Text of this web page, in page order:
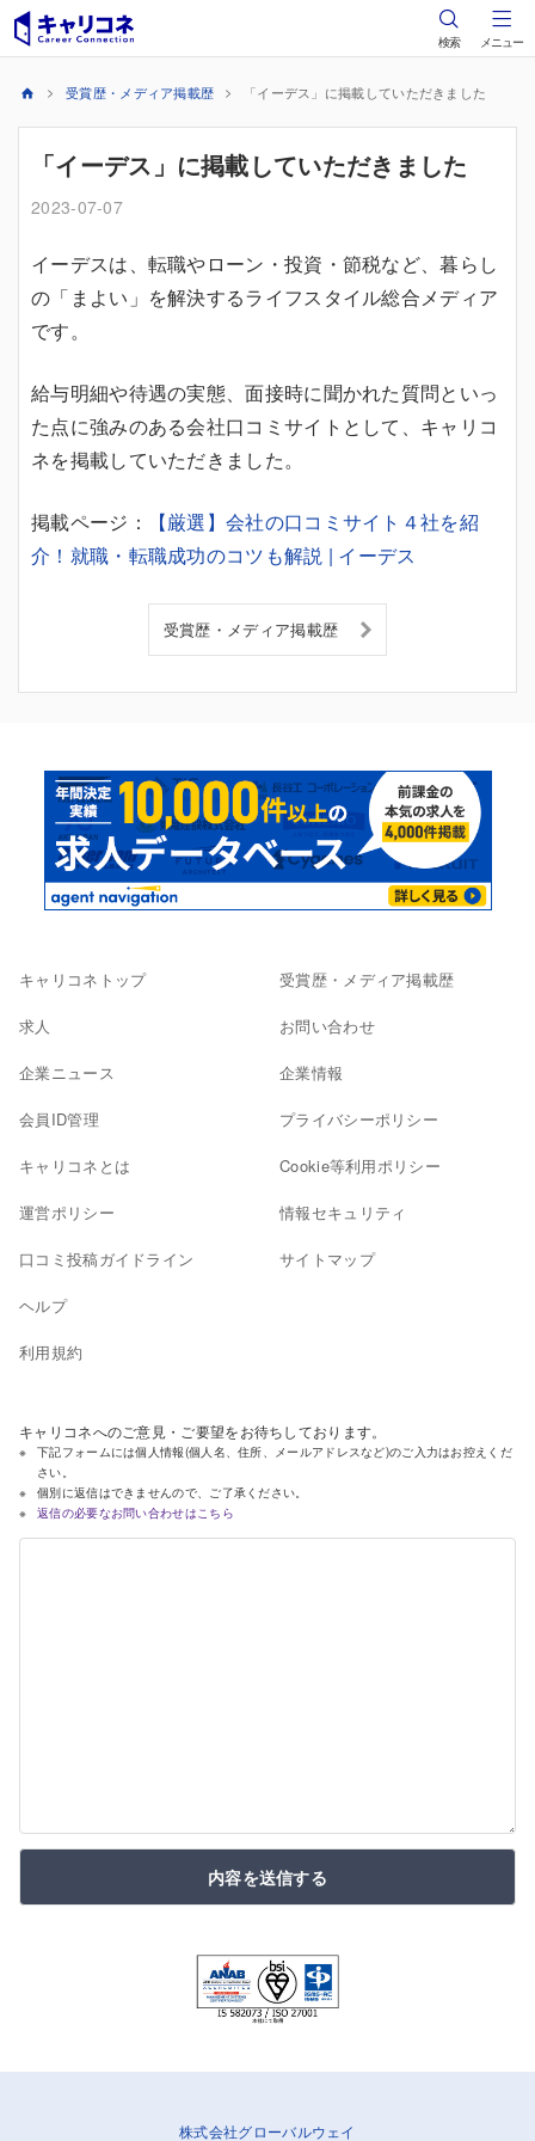
検索 メニュー
受賞歴・メディア掲載歴 「イーデス」に掲載していただきました
「イーデス」に掲載していただきました
2023-07-07
イーデスは、転職やローン・投資・節税など、暮らし
の「まよい」を解決するライフスタイル総合メディア
です。
給与明細や待遇の実態、面接時に聞かれた質問といっ
た点に強みのある会社口コミサイトとして、キャリコ
ネを掲載していただきました。
掲載ページ：
【厳選】会社の口コミサイト４社を紹
介！就職・転職成功のコツも解説 | イーデス
受賞歴・メディア掲載歴
キャリコネトップ
求人
企業ニュース
会員ID管理
キャリコネとは
運営ポリシー
口コミ投稿ガイドライン
ヘルプ
利用規約
受賞歴・メディア掲載歴
お問い合わせ
企業情報
プライバシーポリシー
Cookie等利用ポリシー
情報セキュリティ
サイトマップ
キャリコネへのご意見・ご要望をお待ちしております。
下記フォームには個人情報(個人名、住所、メールアドレスなど)のご入力はお控えくだ
さい。
個別に返信はできませんので、ご了承ください。
返信の必要なお問い合わせはこちら
内容を送信する
株式会社グローバルウェイ